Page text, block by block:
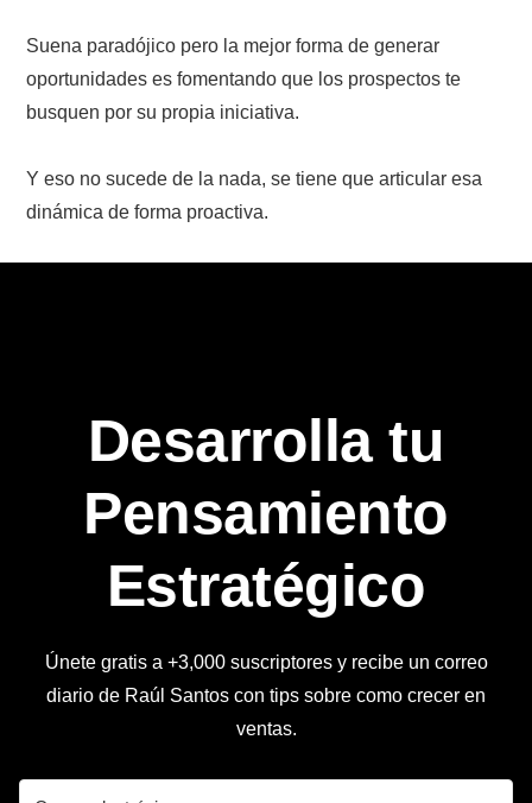
Suena paradójico pero la mejor forma de generar
oportunidades es fomentando que los prospectos te
busquen por su propia iniciativa.
Y eso no sucede de la nada, se tiene que articular esa
dinámica de forma proactiva.
Desarrolla tu
Pensamiento
Estratégico
Únete gratis a +3,000 suscriptores y recibe un correo
diario de Raúl Santos con tips sobre como crecer en
ventas.